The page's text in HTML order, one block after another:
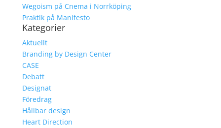
Wegoism på Cnema i Norrköping
Praktik på Manifesto
Kategorier
Aktuellt
Branding by Design Center
CASE
Debatt
Designat
Föredrag
Hållbar design
Heart Direction